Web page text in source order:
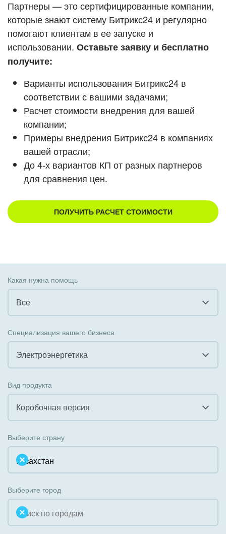
ВХОД
ВХОД
Смотреть видеокейсы
Партнеры — это сертифицированные компании,
которые знают систему Битрикс24 и регулярно
помогают клиентам в ее запуске и
использовании. Оставьте заявку и бесплатно
получите:
Варианты использования Битрикс24 в
соответствии с вашими задачами;
Расчет стоимости внедрения для вашей
компании;
Примеры внедрения Битрикс24 в компаниях
вашей отрасли;
До 4-х вариантов КП от разных партнеров
для сравнения цен.
ПОЛУЧИТЬ РАСЧЕТ СТОИМОСТИ
Какая нужна помощь
Все
Внедрение КЭДО
Интеграция с 1С
Организация задач и проектов
Внедрение Бизнес-процессов
Системное администрирование
Интернет-магазин и CRM
Крупные корпоративные внедрения
Специализация вашего бизнеса
Электроэнергетика
Государственные организации
Коммунальные услуги, ЖКХ
Некоммерческие, религиозные организации,
Недвижимость, риэлтерские компании
Образование, наука
Вид продукта
Коробочная версия
Облачный Битрикс24
Коробочная версия
Выберите страну
Выберите город